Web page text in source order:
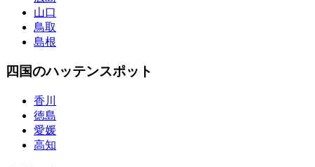
山口
鳥取
島根
四国のハッテンスポット
香川
徳島
愛媛
高知